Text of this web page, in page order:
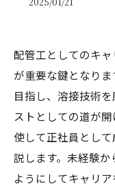
配管工としてのキ
が重要な鍵となり
目指し、溶接技術
ストとしての道が
使して正社員とし
説します。未経験
ようにしてキャリ